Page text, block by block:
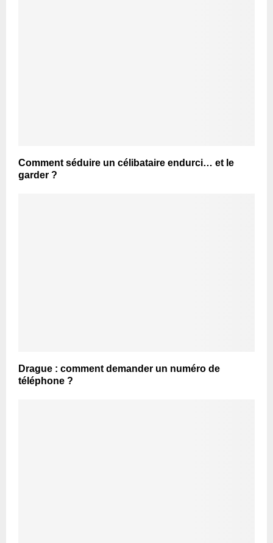
Comment séduire un célibataire endurci… et le
garder ?
Drague : comment demander un numéro de
téléphone ?